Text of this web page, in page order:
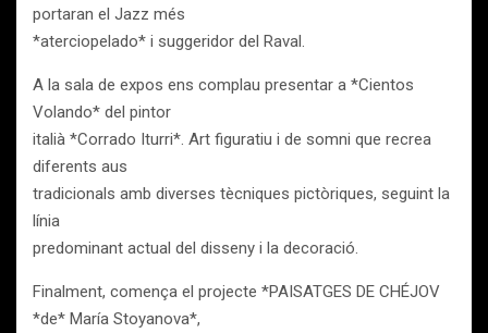
portaran el Jazz més
*aterciopelado* i suggeridor del Raval.
A la sala de expos ens complau presentar a *Cientos
Volando* del pintor
italià *Corrado Iturri*. Art figuratiu i de somni que recrea
diferents aus
tradicionals amb diverses tècniques pictòriques, seguint la
línia
predominant actual del disseny i la decoració.
Finalment, comença el projecte *PAISATGES DE CHÉJOV
*de* María Stoyanova*,